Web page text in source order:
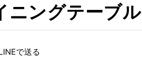
レジンギャラリー
吉祥寺ギャラリー
【アウトレット取扱店】
ニングテーブル
で送る